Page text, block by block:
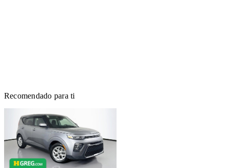
Recomendado para ti